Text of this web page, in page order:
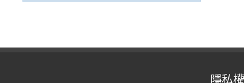
隱私